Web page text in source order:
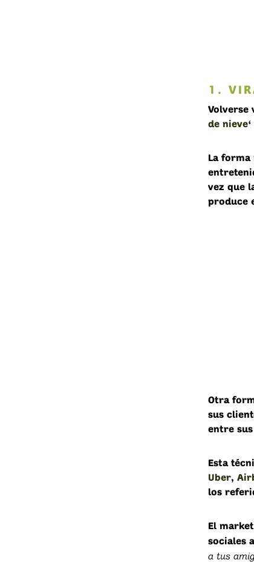
1.
Volverse
de nieve
La forma
vez que
produce
Otra
sus
entre
Esta
Uber,
los
El
sociales
a tus